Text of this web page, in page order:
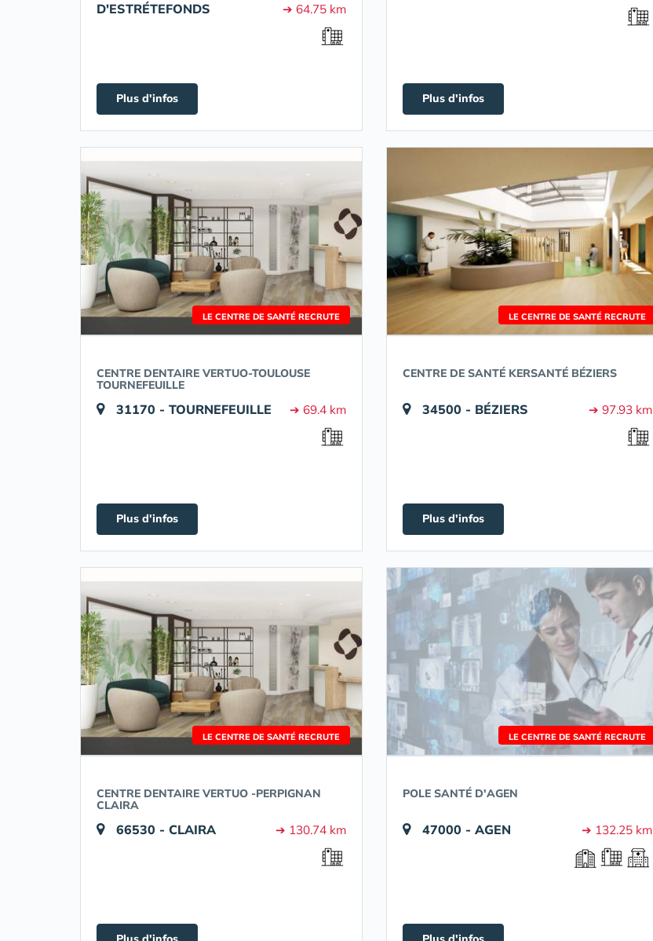
D'ESTRÉTEFONDS
➔ 64.75 km
Plus d'infos Plus d'infos
LE CENTRE DE SANTÉ RECRUTE
CENTRE DENTAIRE VERTUO-TOULOUSE
TOURNEFEUILLE
31170 - TOURNEFEUILLE ➔ 69.4 km
Plus d'infos
LE CENTRE DE SANTÉ RECRUTE
CENTRE DE SANTÉ KERSANTÉ BÉZIERS
34500 - BÉZIERS ➔ 97.93 km
Plus d'infos
LE CENTRE DE SANTÉ RECRUTE
CENTRE DENTAIRE VERTUO -PERPIGNAN
CLAIRA
66530 - CLAIRA ➔ 130.74 km
LE CENTRE DE SANTÉ RECRUTE
POLE SANTÉ D'AGEN
47000 - AGEN ➔ 132.25 km